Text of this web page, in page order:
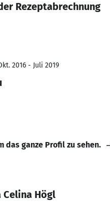
Rezeptabrechnung
2016 - Juli 2019
das ganze Profil zu sehen.
Celina Högl